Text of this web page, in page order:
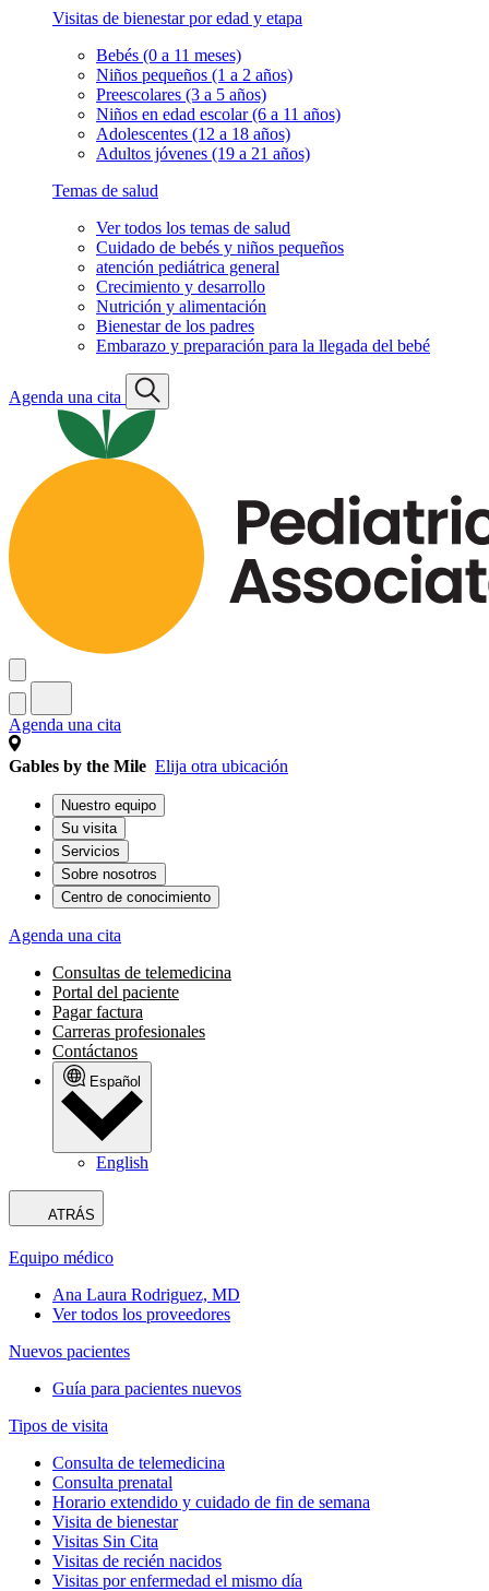
Visitas de bienestar por edad y etapa
Bebés (0 a 11 meses)
Niños pequeños (1 a 2 años)
Preescolares (3 a 5 años)
Niños en edad escolar (6 a 11 años)
Adolescentes (12 a 18 años)
Adultos jóvenes (19 a 21 años)
Temas de salud
Ver todos los temas de salud
Cuidado de bebés y niños pequeños
atención pediátrica general
Crecimiento y desarrollo
Nutrición y alimentación
Bienestar de los padres
Embarazo y preparación para la llegada del bebé
Agenda una cita
Agenda una cita
Gables by the Mile Elija otra ubicación
Nuestro equipo
Su visita
Servicios
Sobre nosotros
Centro de conocimiento
Agenda una cita
Consultas de telemedicina
Portal del paciente
Pagar factura
Carreras profesionales
Contáctanos
Español
English
ATRÁS
Equipo médico
Ana Laura Rodriguez, MD
Ver todos los proveedores
Nuevos pacientes
Guía para pacientes nuevos
Tipos de visita
Consulta de telemedicina
Consulta prenatal
Horario extendido y cuidado de fin de semana
Visita de bienestar
Visitas Sin Cita
Visitas de recién nacidos
Visitas por enfermedad el mismo día